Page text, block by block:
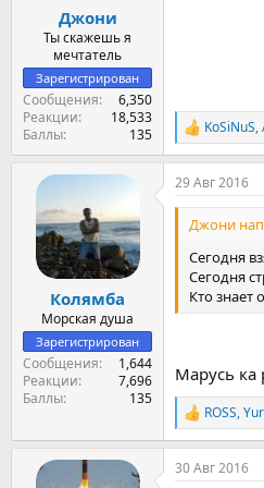
Джони
Ты скажешь я
мечтатель
Зарегистрирован
Сообщения
6,350
Реакции
18,533
Баллы
135
Р
е
а
к
ц
KoSiNuS,
Колямба
Морская душа
Зарегистрирован
Сообщения
1,644
Реакции
7,696
Баллы
135
29 Авг 2016
Джони
Сегодня
Сегодня
Кто знает
Марусь ка
Р
е
а
к
ROSS,
30 Авг 2016